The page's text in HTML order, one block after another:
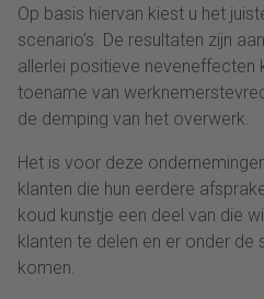
Op basis hiervan kiest u het
scenario’s. De resultaten zijn
allerlei positieve neveneffecten
toename van
de demping van het overwerk.
Het is voor deze
klanten die hun eerdere
koud kunstje een deel van die
klanten te delen en er onder
komen.